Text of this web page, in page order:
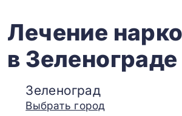
Лечение
в Зеленограде
Зеленоград
Выбрать город